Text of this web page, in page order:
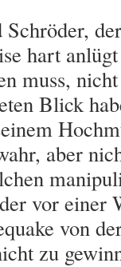
hart
muss,
Blick
aber
vor einer
von
zu